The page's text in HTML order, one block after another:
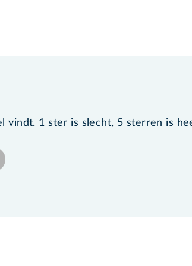
vindt. 1 ster is slecht, 5 sterren is